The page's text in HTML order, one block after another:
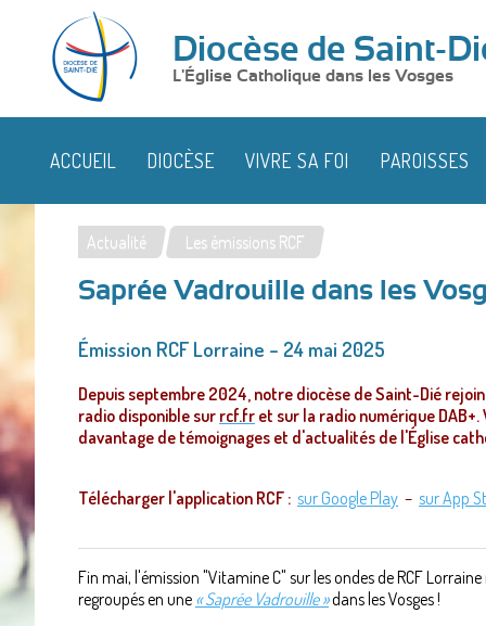
Diocèse de Saint-
L'Église Catholique dans les Vosges
ACCUEIL DIOCÈSE VIVRE SA FOI PAROISSES
Vous
êtes
ici
Actualité Les émissions RCF
Saprée Vadrouille dans les
Émission RCF Lorraine – 24 mai 2025
Depuis septembre 2024, notre diocèse de Saint-Dié
radio disponible sur rcf.fr et sur la radio numérique
davantage de témoignages et d'actualités de l'Église
Télécharger l'application RCF : sur Google Play – sur App
Fin mai, l'émission "Vitamine C" sur les ondes de RCF
regroupés en une « Saprée Vadrouille »dans les Vosges !